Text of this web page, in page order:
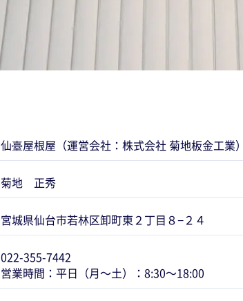
仙臺屋根屋（運営会社：株式会社 菊地板金工業）
菊地 正秀
宮城県仙台市若林区卸町東２丁目８−２４
022-355-7442
営業時間：平日（月～土）：8:30～18:00